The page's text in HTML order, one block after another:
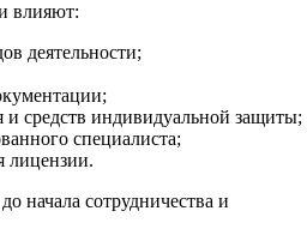
влияют:
деятельности;
и средств индивидуальной защиты;
специалиста;
лицензии.
начала сотрудничества и